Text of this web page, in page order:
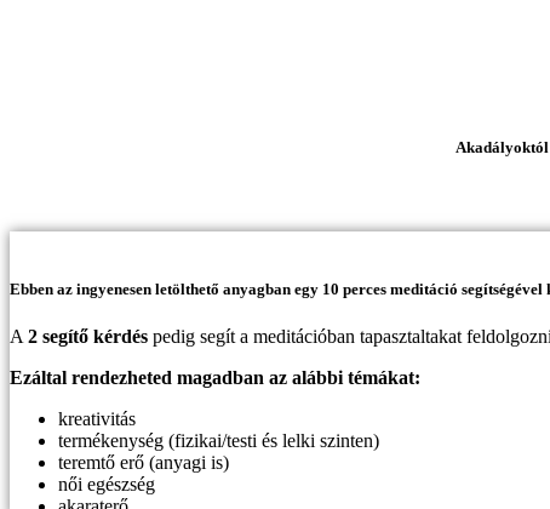
Akadályoktól
Ebben az ingyenesen letölthető anyagban egy 10 perces meditáció
A 2 segítő kérdés pedig segít a meditációban tapasztaltakat
Ezáltal rendezheted magadban az alábbi témákat:
kreativitás
termékenység (fizikai/testi és lelki szinten)
teremtő erő (anyagi is)
női egészség